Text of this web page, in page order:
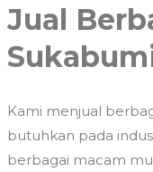
Jual
Kami menjual
butuhkan pada
berbagai macam